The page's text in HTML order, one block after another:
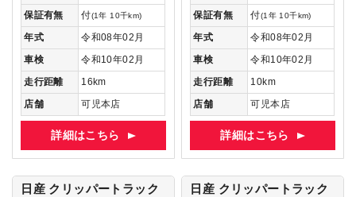
保証有無
付(1年 10千km)
年式
令和08年02月
車検
令和10年02月
走行距離
16km
店舗
可児本店
詳細はこちら
保証有無
付(1年 10千km)
年式
令和08年02月
車検
令和10年02月
走行距離
10km
店舗
可児本店
詳細はこちら
日産 クリッパートラック 日産 クリッパートラック